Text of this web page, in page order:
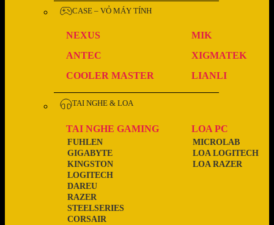
CASE – VỎ MÁY TÍNH
NEXUS
MIK
ANTEC
XIGMATEK
COOLER MASTER
LIANLI
TAI NGHE & LOA
TAI NGHE GAMING
CORSAIR
STEELSERIES
RAZER
DAREU
LOGITECH
KINGSTON
GIGABYTE
FUHLEN
LOA PC
LOA RAZER
LOA LOGITECH
MICROLAB